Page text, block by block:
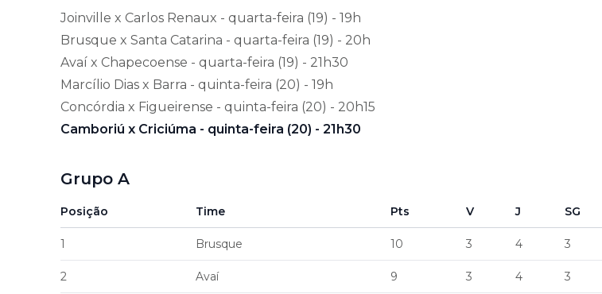
Joinville x Carlos Renaux - quarta-feira (19) - 19h
Brusque x Santa Catarina - quarta-feira (19) - 20h
Avaí x Chapecoense - quarta-feira (19) - 21h30
Marcílio Dias x Barra - quinta-feira (20) - 19h
Concórdia x Figueirense - quinta-feira (20) - 20h15
Camboriú x Criciúma - quinta-feira (20) - 21h30
Grupo A
Posição Time Pts V J SG
1 Brusque 10 3 4 3
2 Avaí 9 3 4 3